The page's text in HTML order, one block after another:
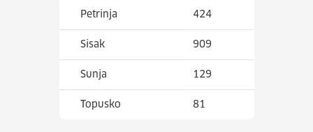
Petrinja 424
Sisak 909
Sunja 129
Topusko 81